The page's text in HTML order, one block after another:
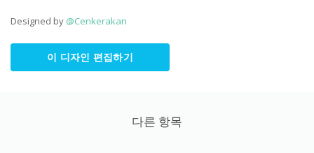
Designed by @Cenkerakan
이 디자인 편집하기
다른 항목